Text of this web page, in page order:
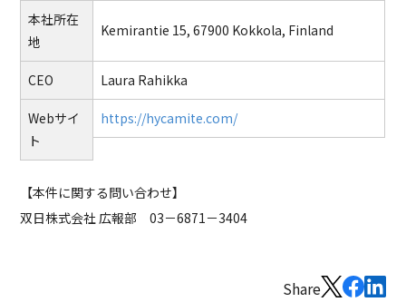
本社所在
地
Kemirantie 15, 67900 Kokkola, Finland
CEO Laura Rahikka
Webサイ
ト
https://hycamite.com/
【本件に関する問い合わせ】
双日株式会社 広報部 03－6871－3404
Share